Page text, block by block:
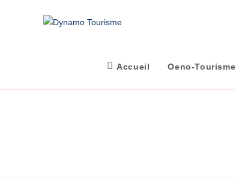
Accueil Oeno-Tourisme